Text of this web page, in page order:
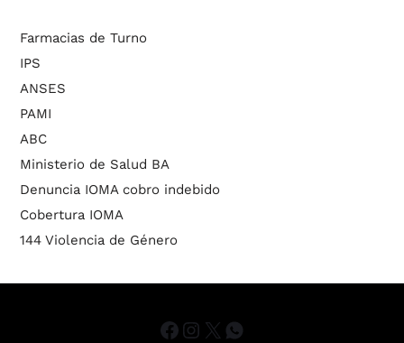
Farmacias de Turno
IPS
ANSES
PAMI
ABC
Ministerio de Salud BA
Denuncia IOMA cobro indebido
Cobertura IOMA
144 Violencia de Género